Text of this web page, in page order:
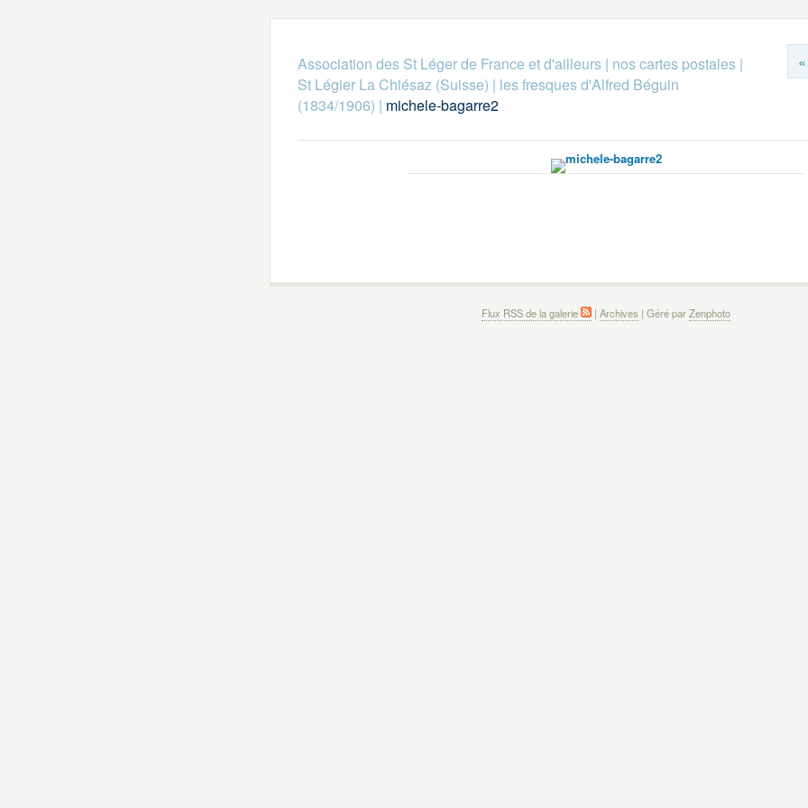
Association des St Léger de France et d'ailleurs| nos cartes postales|
St Légier La Chiésaz (Suisse) | les fresques d'Alfred Béguin
(1834/1906) | michele-bagarre2
Flux RSS de la galerie | Archives | Géré parZenphoto